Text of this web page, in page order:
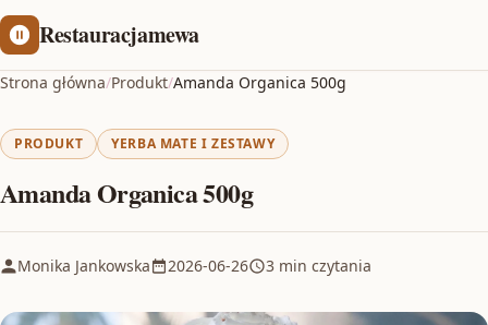
Restauracjamewa
Strona główna/Produkt/Amanda Organica 500g
PRODUKT YERBA MATE I ZESTAWY
Amanda Organica 500g
Monika Jankowska 2026-06-26 3 min czytania